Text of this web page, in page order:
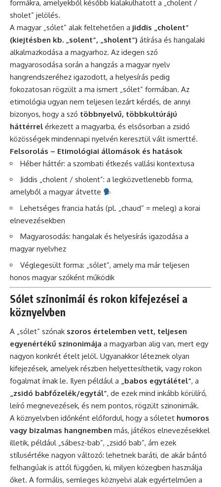
formákra, amelyekből később kialakulhatott a „cholent /
sholet” jelölés.
A magyar „sólet” alak feltehetően a jiddis „cholent”
(kiejtésben kb. „solent”, „sholent”) átírása és hangalaki
alkalmazkodása a magyarhoz. Az idegen szó
magyarosodása során a hangzás a magyar nyelv
hangrendszeréhez igazodott, a helyesírás pedig
fokozatosan rögzült a ma ismert „sólet” formában. Az
etimológia ugyan nem teljesen lezárt kérdés, de annyi
bizonyos, hogy a szó többnyelvű, többkultúrájú
háttérrel érkezett a magyarba, és elsősorban a zsidó
közösségek mindennapi nyelvén keresztül vált ismertté.
Felsorolás – Etimológiai állomások és hatások
Héber háttér: a szombati étkezés vallási kontextusa
Jiddis „cholent / sholent”: a legközvetlenebb forma,
amelyből a magyar átvette
Lehetséges francia hatás (pl. „chaud” = meleg) a korai
elnevezésekben
Magyarosodás: hangalak és helyesírás igazodása a
magyar nyelvhez
Véglegesült forma: „sólet”, amely ma már teljesen
honos magyar szóként működik
Sólet szinonimái és rokon kifejezései a
köznyelvben
A „sólet” szónak szoros értelemben vett, teljesen
egyenértékű szinonimája a magyarban alig van, mert egy
nagyon konkrét ételt jelöl. Ugyanakkor léteznek olyan
kifejezések, amelyek részben helyettesíthetik, vagy rokon
fogalmat írnak le. Ilyen például a „babos egytálétel”, a
„zsidó babfőzelék/egy­tál”, de ezek mind inkább körülíró,
leíró megnevezések, és nem pontos, rögzült szinonimák.
A köznyelvben időnként előfordul, hogy a sóletet humoros
vagy bizalmas hangnemben más, játékos elnevezésekkel
illetik, például „sábesz-bab”, „zsidó bab”, ám ezek
stílusértéke nagyon változó: lehetnek baráti, de akár bántó
felhangúak is attól függően, ki, milyen közegben használja
őket. A formális, semleges köznyelvi alak egyértelműen a